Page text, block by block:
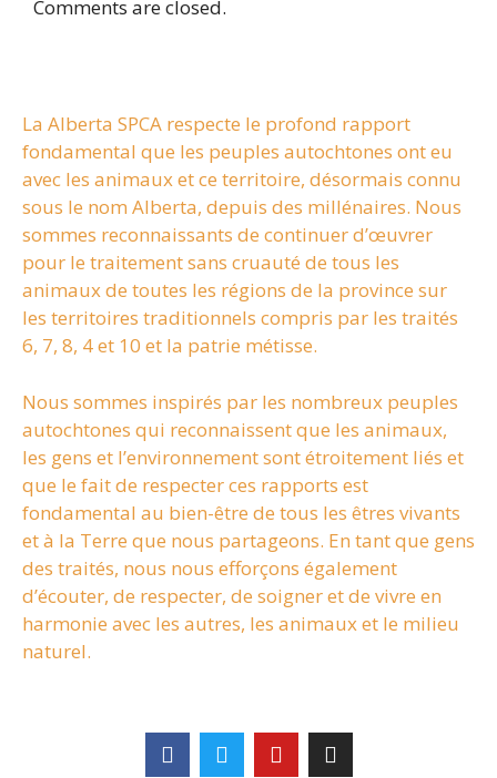
Comments are closed.
La Alberta SPCA respecte le profond rapport
fondamental que les peuples autochtones ont eu
avec les animaux et ce territoire, désormais connu
sous le nom Alberta, depuis des millénaires. Nous
sommes reconnaissants de continuer d’œuvrer
pour le traitement sans cruauté de tous les
animaux de toutes les régions de la province sur
les territoires traditionnels compris par les traités
6, 7, 8, 4 et 10 et la patrie métisse.
Nous sommes inspirés par les nombreux peuples
autochtones qui reconnaissent que les animaux,
les gens et l’environnement sont étroitement liés et
que le fait de respecter ces rapports est
fondamental au bien-être de tous les êtres vivants
et à la Terre que nous partageons. En tant que gens
des traités, nous nous efforçons également
d’écouter, de respecter, de soigner et de vivre en
harmonie avec les autres, les animaux et le milieu
naturel.